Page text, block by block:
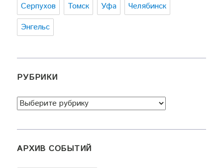
Серпухов
Томск Уфа
Челябинск
Энгельс
РУБРИКИ
Рубрики
АРХИВ СОБЫТИЙ